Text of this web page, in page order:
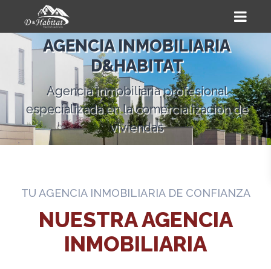
AGENCIA INMOBILIARIA
D&HABITAT
Agencia inmobiliaria profesional
especializada en la comercialización de
viviendas
TU AGENCIA INMOBILIARIA DE CONFIANZA
NUESTRA AGENCIA
INMOBILIARIA